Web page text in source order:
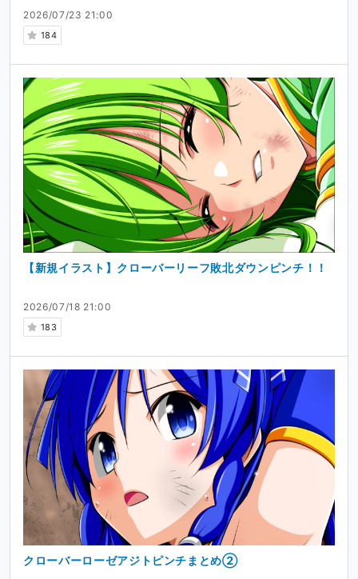
2026/07/23 21:00
184
2026/07/18 21:00
183
【新規イラスト】クローバーリーフ敗北ダウンピンチ！！
クローバーローゼアジトピンチまとめ②